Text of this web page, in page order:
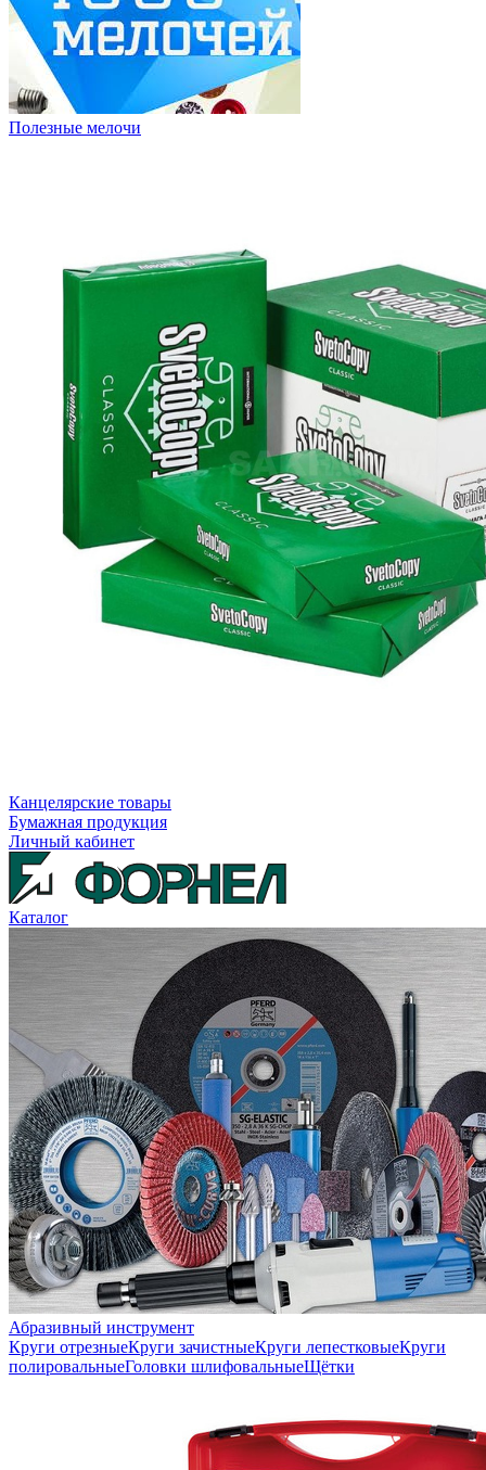
Полезные мелочи
Канцелярские товары
Бумажная продукция
Личный кабинет
Каталог
Абразивный инструмент
Круги отрезныеКруги зачистныеКруги лепестковыеКруги
полировальныеГоловки шлифовальныеЩётки